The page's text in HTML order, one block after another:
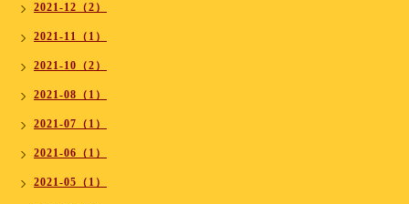
2021-12（2）
2021-11（1）
2021-10（2）
2021-08（1）
2021-07（1）
2021-06（1）
2021-05（1）